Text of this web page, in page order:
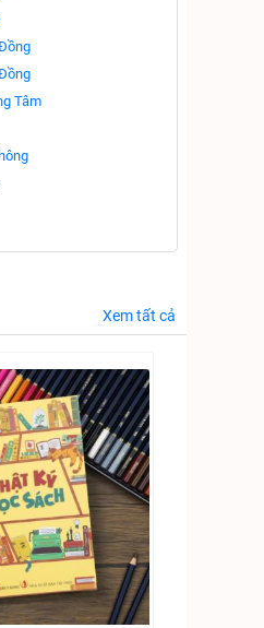
Tâm
Xem tất cả